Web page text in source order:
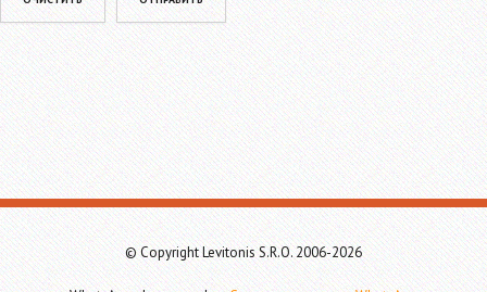
© Copyright Levitonis S.R.O. 2006-2026